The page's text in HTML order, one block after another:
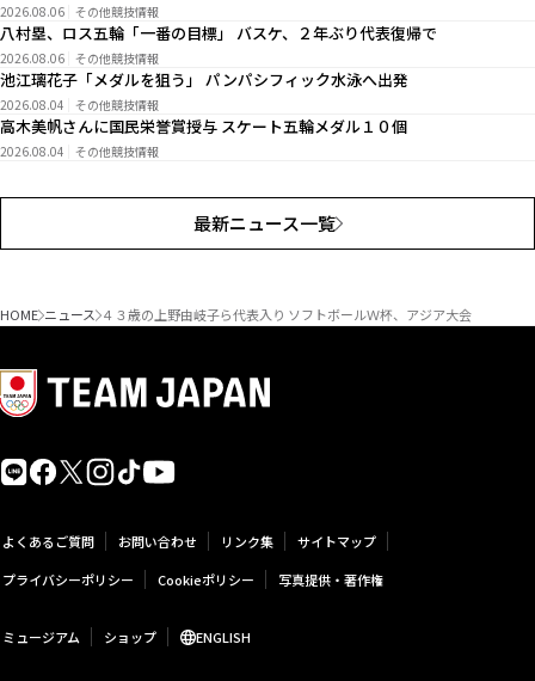
2026.08.06 その他競技情報
八村塁、ロス五輪「一番の目標」 バスケ、２年ぶり代表復帰で
2026.08.06 その他競技情報
池江璃花子「メダルを狙う」 パンパシフィック水泳へ出発
2026.08.04 その他競技情報
高木美帆さんに国民栄誉賞授与 スケート五輪メダル１０個
2026.08.04 その他競技情報
最新ニュース一覧
HOME ニュース ４３歳の上野由岐子ら代表入り ソフトボールＷ杯、アジア大会
よくあるご質問 お問い合わせ リンク集
サイトマップ
プライバシーポリシー
Cookieポリシー 写真提供・著作権
ミュージアム ショップ ENGLISH